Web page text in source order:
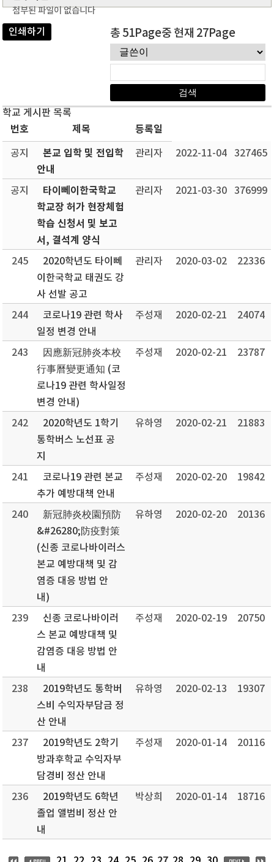
첨부된 파일이 없습니다
인쇄하기 총 51Page중 현재 27Page
학교 게시판 목록
번호 제목 등록일
공지
본교 입학 및 전입학
안내
관리자 2022-11-04 327465
공지
타이뻬이한국학교
학교장 허가 현장체험
학습 신청서 및 보고
서, 결석계 양식
관리자 2021-03-30 376999
245
2020학년도 타이뻬
이한국학교 태권도 강
사 선발 공고
관리자 2020-03-02 22336
244
코로나19 관련 학사
일정 변경 안내
주성재 2020-02-21 24074
243
因應新冠肺炎本校
行事曆變更通知 (코
로나19 관련 학사일정
변경 안내)
주성재 2020-02-21 23787
242
2020학년도 1학기
통학버스 노선표 공
지
유하영 2020-02-21 21883
241
코로나19 관련 본교
추가 예방대책 안내
주성재 2020-02-20 19842
240
新冠肺炎校園預防
&#26280;防疫對策
(신종 코로나바이러스
본교 예방대책 및 감
염증 대응 방법 안
내)
유하영 2020-02-20 20136
239
신종 코로나바이러
스 본교 예방대책 및
감염증 대응 방법 안
내
주성재 2020-02-19 20750
238
2019학년도 통학버
스비 수익자부담금 정
산 안내
유하영 2020-02-13 19307
237
2019학년도 2학기
방과후학교 수익자부
담경비 정산 안내
주성재 2020-01-14 20116
236
2019학년도 6학년
졸업 앨범비 정산 안
내
박상희 2020-01-14 18716